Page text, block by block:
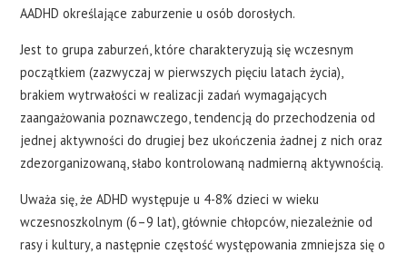
AADHD określające zaburzenie u osób dorosłych.
Jest to grupa zaburzeń, które charakteryzują się wczesnym
początkiem (zazwyczaj w pierwszych pięciu latach życia),
brakiem wytrwałości w realizacji zadań wymagających
zaangażowania poznawczego, tendencją do przechodzenia od
jednej aktywności do drugiej bez ukończenia żadnej z nich oraz
zdezorganizowaną, słabo kontrolowaną nadmierną aktywnością.
Uważa się, że ADHD występuje u 4-8% dzieci w wieku
wczesnoszkolnym (6–9 lat), głównie chłopców, niezależnie od
rasy i kultury, a następnie częstość występowania zmniejsza się o